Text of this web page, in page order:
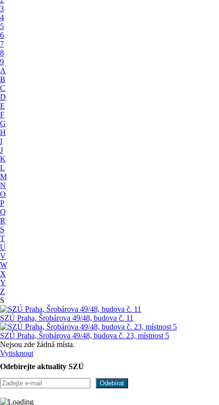
3
4
5
6
7
8
9
A
B
C
D
E
F
G
H
I
J
K
L
M
N
O
P
Q
R
S
T
U
V
W
X
Y
Z
S
SZÚ Praha, Šrobárova 49/48, budova č. 11
SZÚ Praha, Šrobárova 49/48, budova č. 23, místnost 5
Nejsou zde žádná místa.
Vytisknout
Odebírejte aktuality SZÚ